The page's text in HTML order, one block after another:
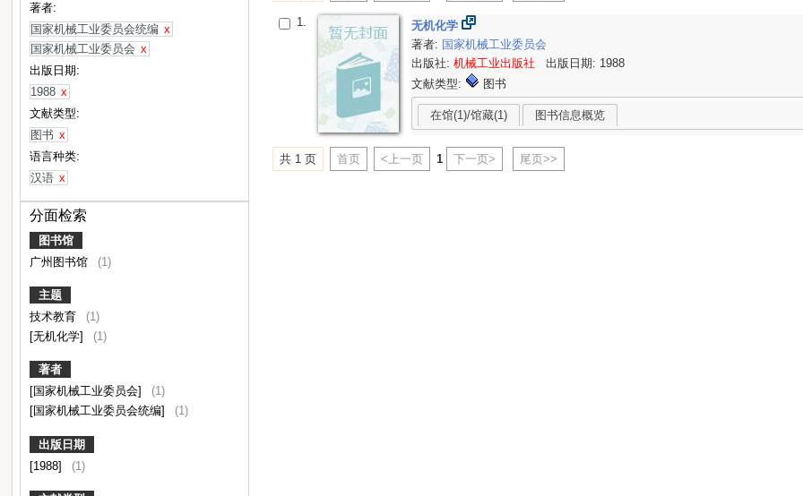
著者:
国家机械工业委员会统编 x
国家机械工业委员会 x
出版日期:
1988 x
文献类型:
图书 x
语言种类:
汉语 x
分面检索
图书馆
广州图书馆
(1)
主题
技术教育
(1)
[无机化学]
(1)
著者
[国家机械工业委员会]
(1)
[国家机械工业委员会统编]
(1)
出版日期
[1988]
(1)
1.
无机化学
著者: 国家机械工业委员会
出版社:机械工业出版社 出版日期: 1988
文献类型:
图书
在馆(1)/馆藏(1) 图书信息概览
共 1 页 首页 <上一页 1 下一页> 尾页>>